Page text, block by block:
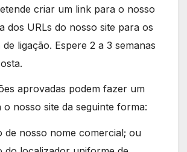
criar um link para o nosso
dos URLs do nosso site para os
ligação. Espere 2 a 3 semanas
aprovadas podem fazer um
nosso site da seguinte forma:
de nosso nome comercial; ou